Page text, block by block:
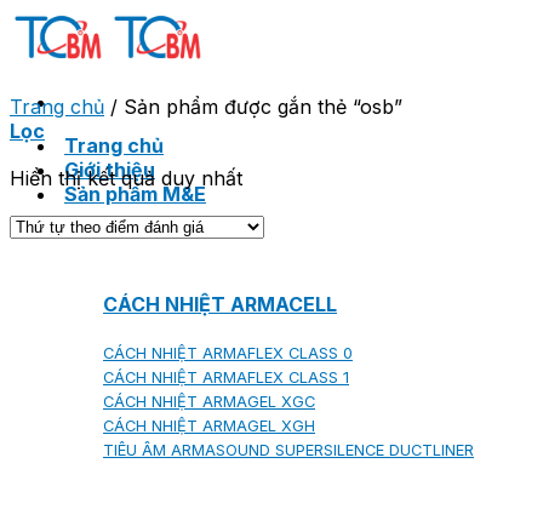
Skip
Trang chủ
Giới thiệu
Sản phẩm M&E
CÁCH NHIỆT ARMACELL
CÁCH NHIỆT ARMAFLEX CLASS 0
CÁCH NHIỆT ARMAFLEX CLASS 1
CÁCH NHIỆT ARMAGEL XGC
CÁCH NHIỆT ARMAGEL XGH
TIÊU ÂM ARMASOUND SUPERSILENCE DUCTLINER
Trang chủ / Sản phẩm được gắn thẻ “osb”
Lọc
Hiển thị kết quả duy nhất